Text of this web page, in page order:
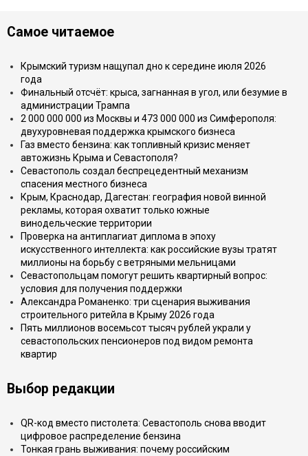
Самое читаемое
Крымский туризм нащупал дно к середине июля 2026
года
Финальный отсчёт: крыса, загнанная в угол, или безумие в
администрации Трампа
2 000 000 000 из Москвы и 473 000 000 из Симферополя:
двухуровневая поддержка крымского бизнеса
Газ вместо бензина: как топливный кризис меняет
автожизнь Крыма и Севастополя?
Севастополь создал беспрецедентный механизм
спасения местного бизнеса
Крым, Краснодар, Дагестан: география новой винной
рекламы, которая охватит только южные
винодельческие территории
Проверка на антиплагиат диплома в эпоху
искусственного интеллекта: как российские вузы тратят
миллионы на борьбу с ветряными мельницами
Севастопольцам помогут решить квартирный вопрос:
условия для получения поддержки
Александра Романенко: три сценария выживания
строительного ритейла в Крыму 2026 года
Пять миллионов восемьсот тысяч рублей украли у
севастопольских пенсионеров под видом ремонта
квартир
Выбор редакции
QR-код вместо пистолета: Севастополь снова вводит
цифровое распределение бензина
Тонкая грань выживания: почему российским